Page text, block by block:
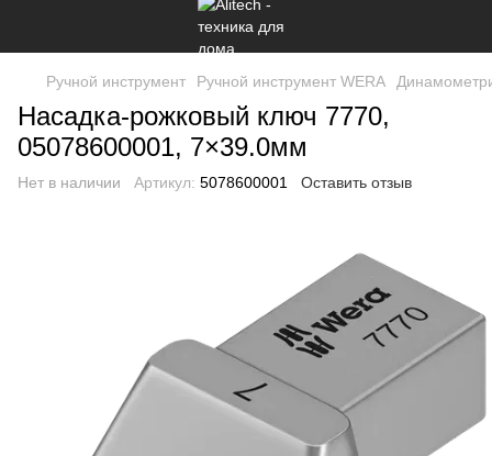
Ручной инструмент Ручной инструмент WERA
Насадка-рожковый ключ 7770,
05078600001, 7×39.0мм
Нет в наличии Артикул: 5078600001 Оставить отзыв